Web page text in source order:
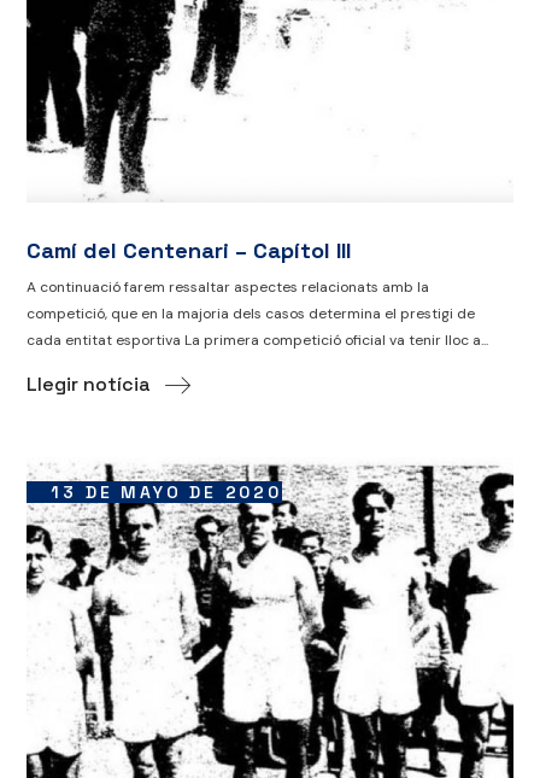
Camí del Centenari – Capítol III
A continuació farem ressaltar aspectes relacionats amb la
competició, que en la majoria dels casos determina el prestigi de
cada entitat esportiva La primera competició oficial va tenir lloc a...
Llegir notícia
13 DE MAYO DE 2020